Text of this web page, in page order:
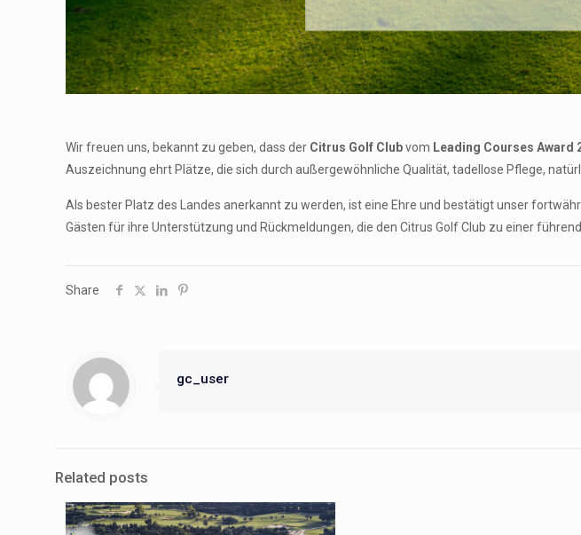
Wir freuen uns, bekannt zu geben, dass der Citrus Golf Clubvom Leading Courses Award
Auszeichnung ehrt Plätze, die sich durch außergewöhnliche Qualität, tadellose Pflege,
Als bester Platz des Landes anerkannt zu werden, ist eine Ehre und bestätigt unser
Gästen für ihre Unterstützung und Rückmeldungen, die den Citrus Golf Club zu einer
Share
gc_user
Related posts